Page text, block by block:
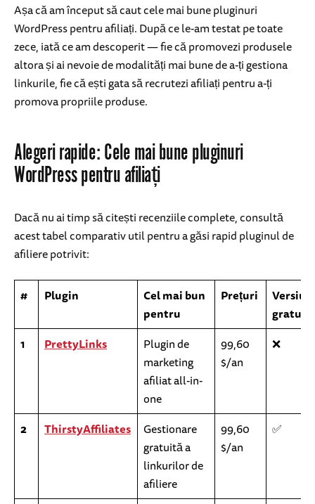
Așa că am început să caut cele mai bune pluginuri
WordPress pentru afiliați. După ce le-am testat pe toate
zece, iată ce am descoperit — fie că promovezi produsele
altora și ai nevoie de modalități mai bune de a-ți gestiona
linkurile, fie că ești gata să recrutezi afiliați pentru a-ți
promova propriile produse.
Alegeri rapide: Cele mai bune pluginuri
WordPress pentru afiliați
Dacă nu ai timp să citești recenziile complete, consultă
acest tabel comparativ util pentru a găsi rapid pluginul de
afiliere potrivit:
# Plugin
Cel mai bun
pentru
Prețuri
1
PrettyLinks
Plugin de
marketing
afiliat all-in-
one
99,60
$/an
❌
2 ThirstyAffiliates
Gestionare
gratuită a
linkurilor de
afiliere
99,60
$/an
✅